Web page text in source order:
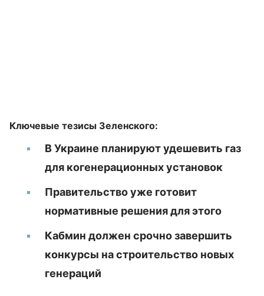
Ключевые тезисы Зеленского:
В Украине планируют удешевить газ
для когенерационных установок
Правительство уже готовит
нормативные решения для этого
Кабмин должен срочно завершить
конкурсы на строительство новых
генераций